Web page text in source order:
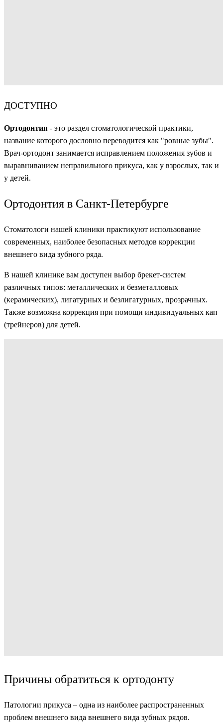
ДОСТУПНО
Ортодонтия - это раздел стоматологической практики,
название которого дословно переводится как "ровные зубы".
Врач-ортодонт занимается исправлением положения зубов и
выравниванием неправильного прикуса, как у взрослых, так и
у детей.
Ортодонтия в Санкт-Петербурге
Стоматологи нашей клиники практикуют использование
современных, наиболее безопасных методов коррекции
внешнего вида зубного ряда.
В нашей клинике вам доступен выбор брекет-систем
различных типов: металлических и безметалловых
(керамических), лигатурных и безлигатурных, прозрачных.
Также возможна коррекция при помощи индивидуальных кап
(трейнеров) для детей.
Причины обратиться к ортодонту
Патологии прикуса – одна из наиболее распространенных
проблем внешнего вида внешнего вида зубных рядов.